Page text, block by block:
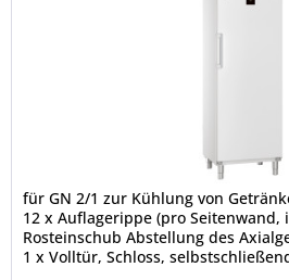
für GN 2/1 zur Kühlung von
12 x Auflagerippe (pro
Rosteinschub Abstellung des
1 x Volltür, Schloss,